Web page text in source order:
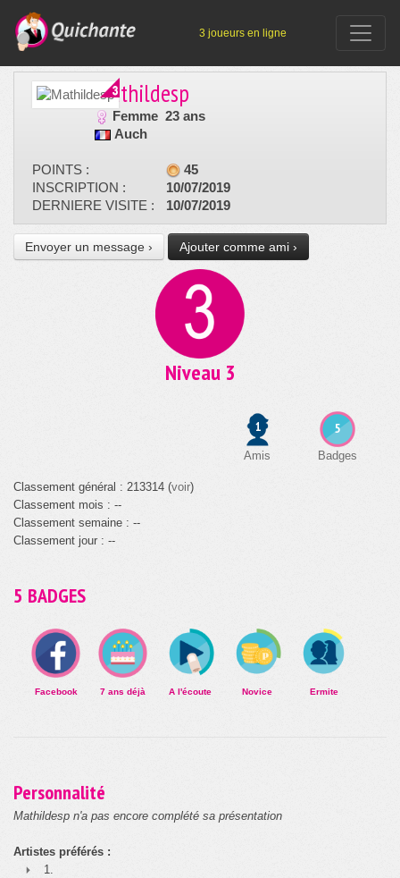
3 joueurs en ligne
Mathildesp
Femme 23 ans
Auch
POINTS :
45
INSCRIPTION :
10/07/2019
DERNIERE VISITE :
10/07/2019
Envoyer un message › Ajouter comme ami ›
Niveau 3
5
Badges
1
Amis
Classement général : 213314 (voir)
Classement mois : --
Classement semaine : --
Classement jour : --
5 BADGES
Facebook 7 ans déjà A l'écoute Novice Ermite
Personnalité
Mathildesp n'a pas encore complété sa présentation
Artistes préférés :
1.